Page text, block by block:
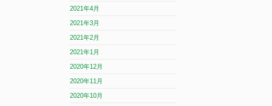
2021年4月
2021年3月
2021年2月
2021年1月
2020年12月
2020年11月
2020年10月